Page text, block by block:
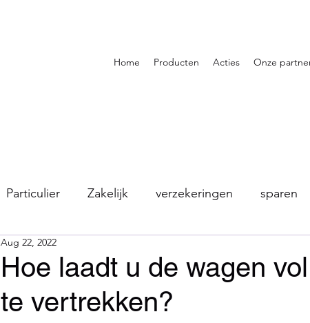
Home Producten Acties Onze
Particulier Zakelijk verzekeringen sparen
Hoe laadt u de wagen
te vertrekken?
Aug 22, 2022